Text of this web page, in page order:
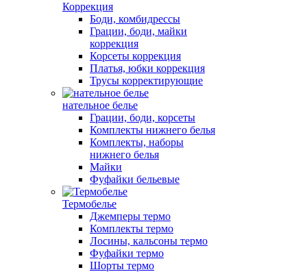
Коррекция
Боди, комбидрессы
Грации, боди, майки
коррекция
Корсеты коррекция
Платья, юбки коррекция
Трусы корректирующие
нательное белье
Грации, боди, корсеты
Комплекты нижнего белья
Комплекты, наборы
нижнего белья
Майки
Фуфайки бельевые
Термобелье
Джемперы термо
Комплекты термо
Лосины, кальсоны термо
Фуфайки термо
Шорты термо